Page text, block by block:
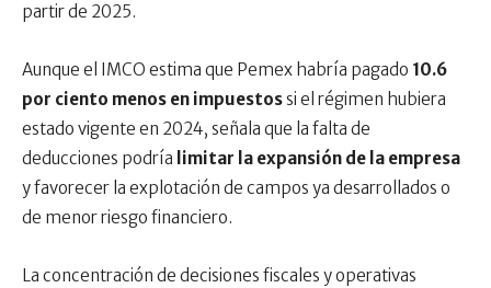
partir de 2025.
Aunque el IMCO estima que Pemex habría pagado 10.6
por ciento menos en impuestossi el régimen hubiera
estado vigente en 2024, señala que la falta de
deducciones podría limitar la expansión de la empresa
y favorecer la explotación de campos ya desarrollados o
de menor riesgo financiero.
La concentración de decisiones fiscales y operativas